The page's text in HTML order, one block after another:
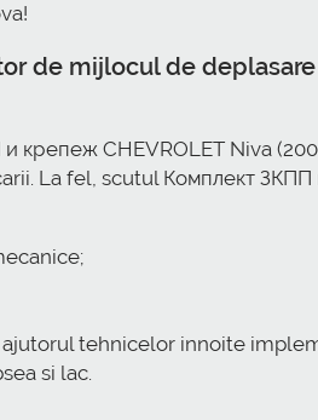
de mijlocul de
CHEVROLET Niva
La fel, scutul Комплект
tehnicelor innoite
si lac.